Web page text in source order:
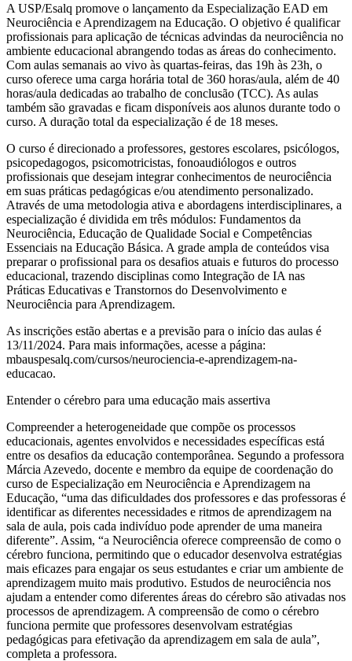
A USP/Esalq promove o lançamento da Especialização EAD em
Neurociência e Aprendizagem na Educação. O objetivo é qualificar
profissionais para aplicação de técnicas advindas da neurociência no
ambiente educacional abrangendo todas as áreas do conhecimento.
Com aulas semanais ao vivo às quartas-feiras, das 19h às 23h, o
curso oferece uma carga horária total de 360 horas/aula, além de 40
horas/aula dedicadas ao trabalho de conclusão (TCC). As aulas
também são gravadas e ficam disponíveis aos alunos durante todo o
curso. A duração total da especialização é de 18 meses.
O curso é direcionado a professores, gestores escolares, psicólogos,
psicopedagogos, psicomotricistas, fonoaudiólogos e outros
profissionais que desejam integrar conhecimentos de neurociência
em suas práticas pedagógicas e/ou atendimento personalizado.
Através de uma metodologia ativa e abordagens interdisciplinares, a
especialização é dividida em três módulos: Fundamentos da
Neurociência, Educação de Qualidade Social e Competências
Essenciais na Educação Básica. A grade ampla de conteúdos visa
preparar o profissional para os desafios atuais e futuros do processo
educacional, trazendo disciplinas como Integração de IA nas
Práticas Educativas e Transtornos do Desenvolvimento e
Neurociência para Aprendizagem.
As inscrições estão abertas e a previsão para o início das aulas é
13/11/2024. Para mais informações, acesse a página:
mbauspesalq.com/cursos/neurociencia-e-aprendizagem-na-
educacao.
Entender o cérebro para uma educação mais assertiva
Compreender a heterogeneidade que compõe os processos
educacionais, agentes envolvidos e necessidades específicas está
entre os desafios da educação contemporânea. Segundo a professora
Márcia Azevedo, docente e membro da equipe de coordenação do
curso de Especialização em Neurociência e Aprendizagem na
Educação, “uma das dificuldades dos professores e das professoras é
identificar as diferentes necessidades e ritmos de aprendizagem na
sala de aula, pois cada indivíduo pode aprender de uma maneira
diferente”. Assim, “a Neurociência oferece compreensão de como o
cérebro funciona, permitindo que o educador desenvolva estratégias
mais eficazes para engajar os seus estudantes e criar um ambiente de
aprendizagem muito mais produtivo. Estudos de neurociência nos
ajudam a entender como diferentes áreas do cérebro são ativadas nos
processos de aprendizagem. A compreensão de como o cérebro
funciona permite que professores desenvolvam estratégias
pedagógicas para efetivação da aprendizagem em sala de aula”,
completa a professora.